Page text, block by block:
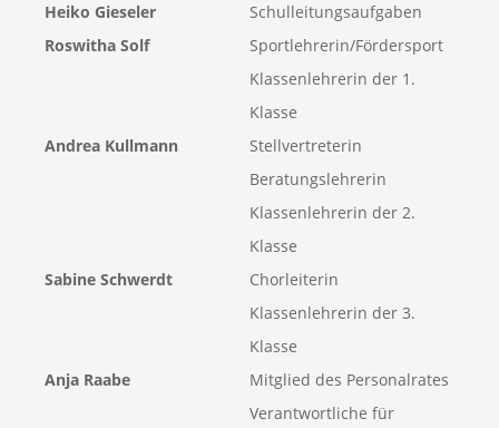
Heiko Gieseler
Schulleitungsaufgaben
Roswitha Solf
Sportlehrerin/Fördersport
Klassenlehrerin der 1.
Klasse
Andrea Kullmann
Stellvertreterin
Beratungslehrerin
Klassenlehrerin der 2.
Klasse
Sabine Schwerdt
Chorleiterin
Klassenlehrerin der 3.
Klasse
Anja Raabe
Mitglied des Personalrates
Verantwortliche für